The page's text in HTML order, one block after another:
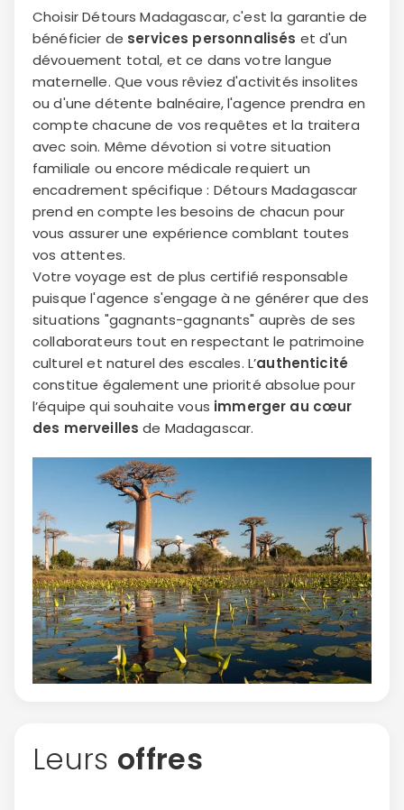
Choisir Détours Madagascar, c'est la garantie de
bénéficier de services personnalisés et d'un
dévouement total, et ce dans votre langue
maternelle. Que vous rêviez d'activités insolites
ou d'une détente balnéaire, l'agence prendra en
compte chacune de vos requêtes et la traitera
avec soin. Même dévotion si votre situation
familiale ou encore médicale requiert un
encadrement spécifique : Détours Madagascar
prend en compte les besoins de chacun pour
vous assurer une expérience comblant toutes
vos attentes.
Votre voyage est de plus certifié responsable
puisque l'agence s'engage à ne générer que des
situations "gagnants-gagnants" auprès de ses
collaborateurs tout en respectant le patrimoine
culturel et naturel des escales. L’authenticité
constitue également une priorité absolue pour
l’équipe qui souhaite vous immerger au cœur
des merveilles de Madagascar.
Leurs offres
Continuer avec Apple
ou connectez-vous par mail
confidentialité.